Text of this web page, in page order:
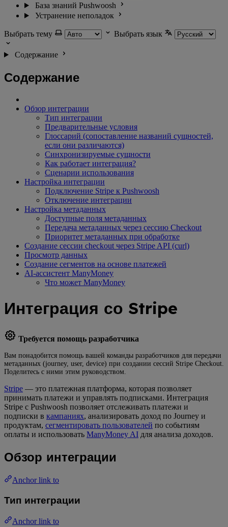
База знаний Pushwoosh
Устранение неполадок
Выбрать тему Выбрать язык
Содержание
Содержание
Обзор интеграции
Тип интеграции
Предварительные условия
Глоссарий (сопоставление названий сущностей,
если они различаются)
Синхронизируемые сущности
Как работает интеграция?
Сценарии использования
Настройка интеграции
Подключение Stripe к Pushwoosh
Отключение интеграции
Настройка метаданных
Доступные поля метаданных
Передача метаданных через сессию Checkout
Приоритет метаданных при обработке
Создание сессии checkout через Stripe API (curl)
Просмотр данных
Создание сегментов на основе платежей
AI-ассистент ManyMoney
Что может ManyMoney
Интеграция со Stripe
Требуется помощь разработчика
Вам понадобится помощь вашей команды разработчиков для передачи
метаданных (journey, user, device) при создании сессий Stripe Checkout.
Поделитесь с ними этим руководством.
Stripe — это платежная платформа, которая позволяет
принимать платежи и управлять подписками. Интеграция
Stripe с Pushwoosh позволяет отслеживать платежи и
подписки в кампаниях, анализировать доход по Journey и
продуктам, сегментировать пользователей по событиям
оплаты и использовать ManyMoney AI для анализа доходов.
Обзор интеграции
Anchor link to
Тип интеграции
Anchor link to